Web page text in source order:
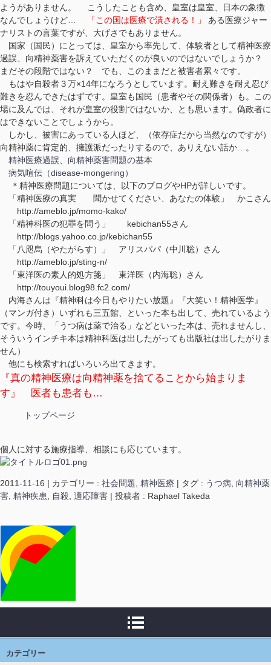
ようがありません。 こうしたことも含め、皇室は皇室、日本の象徴
なんでしょうけど…
「この国は医療で潰される！」 ある医療ジャー
ナリストの言葉ですが、大げさでもありません。
国家（国民）にとっては、皇室から率先して、体験者として精神医療
過誤、向精神薬害を訴えていただくのが良いのではないでしょうか？
まだその段階ではない？ でも、このままだと被害者累々です。
もはや自殺者３万×14年になろうとしています。耐え難きを耐え忍び
難きを忍んできたはずです。皇室も国民（患者やその関係者）も。この
場に及んでは、それが皇室の役割ではないか、とも思います。偽政者に
はできないことでしょうから。
しかし、被害にあっている人ほど、（依存症だから当然なのですが）
向精神薬に肯定的、擁護派だったりするので、ありえない話か…。
精神医療過誤、向精神薬害問題の基本
病気喧伝（disease-mongering）
＊精神医療問題については、以下のブログやHPが詳しいです。
「精神医療の真実 聞かせてください、あなたの体験」 かこさん
http://ameblo.jp/momo-kako/
「精神科医の犯罪を問う」 kebichan55さん
http://blogs.yahoo.co.jp/kebichan55
「八咫烏（やたがらす）」 アリスパパ（中川聡）さん
http://ameblo.jp/sting-n/
「東洋医の素人的処方箋」 東洋医（内海聡）さん
http://touyoui.blog98.fc2.com/
内海さんは『精神科は今日もやりたい放題』『大笑い！精神医学』
（マンガ付き）いずれも三五館、といった本も出して、売れているよう
です。今時、「うつ病は薬で治る」などといった本は、売れませんし、
そういうインチキ本は精神科医は出したがっても出版社は出したがりま
せん）
他にも検索すればいろいろ出てきます。
『真の精神医療は向精神薬を捨てることから始まりま
す』 医者も患者も…
トップページ
個人に対する施療指導、相談にも応じています。
2011-11-16 | カテゴリー : 社会問題 精神医療 | タグ : うつ病
向精神薬
害 精神疾患 自殺 適応障害 | 投稿者 : Raphael Takeda
カテゴリー